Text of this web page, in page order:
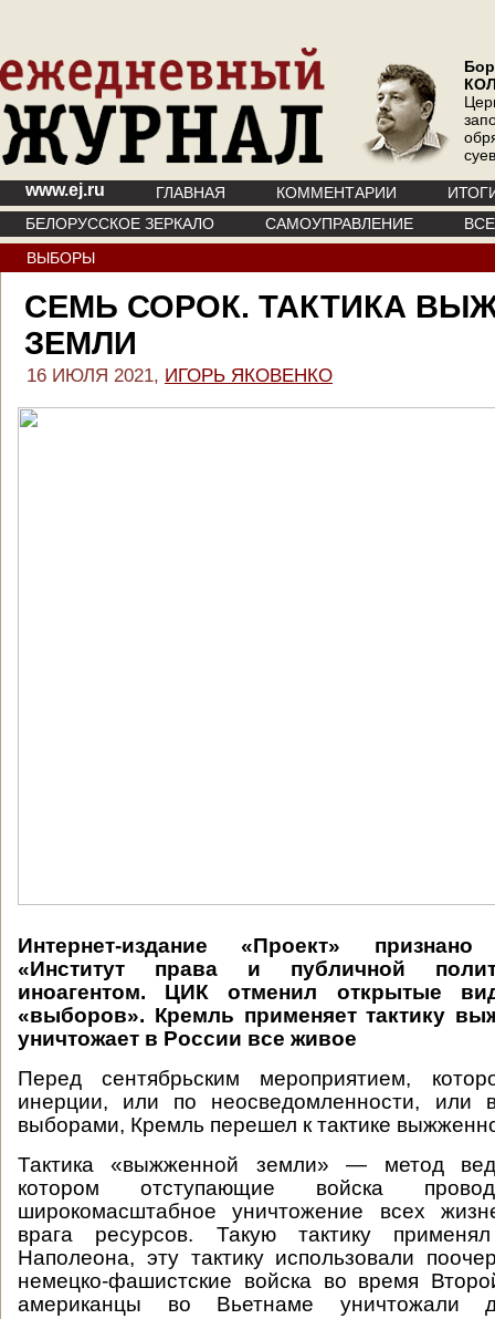
www.ej.ru ГЛАВНАЯ КОММЕНТАРИИ
БЕЛОРУССКОЕ ЗЕРКАЛО
САМОУПРАВЛЕНИЕ
ВЫБОРЫ
СЕМЬ СОРОК. ТАКТИКА
ЗЕМЛИ
16 ИЮЛЯ 2021, ИГОРЬ ЯКОВЕНКО
Интернет-издание «Проект» признано
«Институт права и публичной
иноагентом. ЦИК отменил открытые
«выборов». Кремль применяет тактику
уничтожает в России все живое
Перед сентябрьским мероприятием,
инерции, или по неосведомленности, или
выборами, Кремль перешел к тактике
Тактика «выжженной земли» — метод
котором отступающие войска
широкомасштабное уничтожение всех
врага ресурсов. Такую тактику
Наполеона, эту тактику использовали
немецко-фашистские войска во время
американцы во Вьетнаме уничтожали